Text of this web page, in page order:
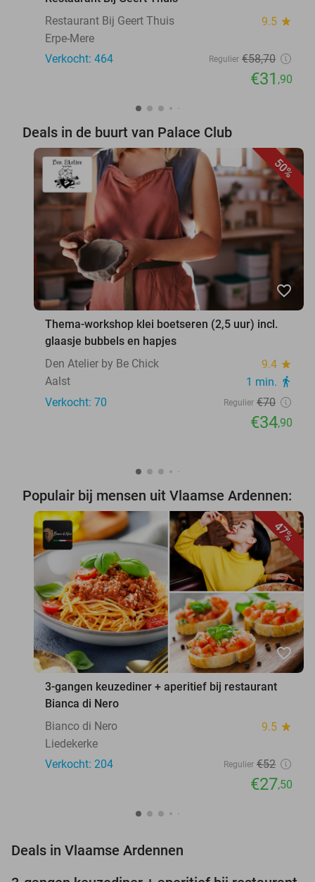
Restaurant Bij Geert Thuis
9.5 star
Erpe-Mere
Verkocht: 464
Regulier €58,70
€31 ,90
Deals in de buurt van Palace Club
50%
favorite_border
Thema-workshop klei boetseren (2,5 uur) incl.
glaasje bubbels en hapjes
Den Atelier by Be Chick
9.4 star
Aalst 1 min. directions_walk
Verkocht: 70 Regulier €70
€34,90
Populair bij mensen uit Vlaamse Ardennen:
47%
favorite_border
3-gangen keuzediner + aperitief bij restaurant
Bianca di Nero
Bianco di Nero
9.5 star
Liedekerke
Verkocht: 204
Regulier €52
€27,50
Deals in Vlaamse Ardennen